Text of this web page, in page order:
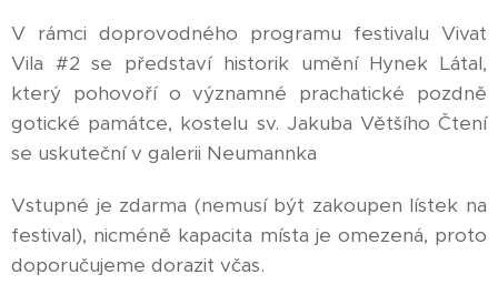
V rámci doprovodného programu festivalu Vivat
Vila #2 se představí historik umění Hynek Látal,
který pohovoří o významné prachatické pozdně
gotické památce, kostelu sv. Jakuba Většího Čtení
se uskuteční v galerii Neumannka
Vstupné je zdarma (nemusí být zakoupen lístek na
festival), nicméně kapacita místa je omezená, proto
doporučujeme dorazit včas.